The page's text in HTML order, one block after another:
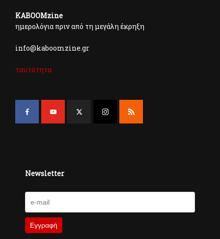
KABOOMzine
ημερολόγια πριν από τη μεγάλη έκρηξη
info@kaboomzine.gr
ταυτότητα
Newsletter